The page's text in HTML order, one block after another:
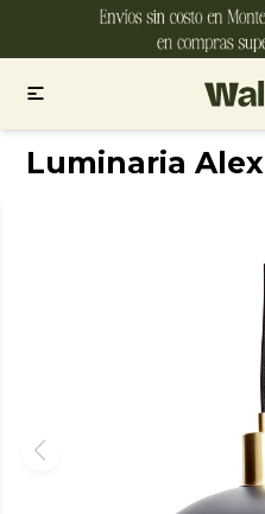

Luminaria Alex